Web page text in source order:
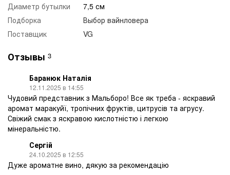
Диаметр бутылки
7,5 см
Подборка
Выбор вайнловера
Поставщик
VG
Отзывы 3
Баранюк Наталія
12.11.2025 в 14:55
Чудовий представник з Мальборо! Все як треба - яскравий
аромат маракуйї, тропічних фруктів, цитрусів та агрусу.
Свіжий смак з яскравою кислотністю і легкою
мінеральністю.
Сергій
24.10.2025 в 12:55
Дуже ароматне вино, дякую за рекомендацію